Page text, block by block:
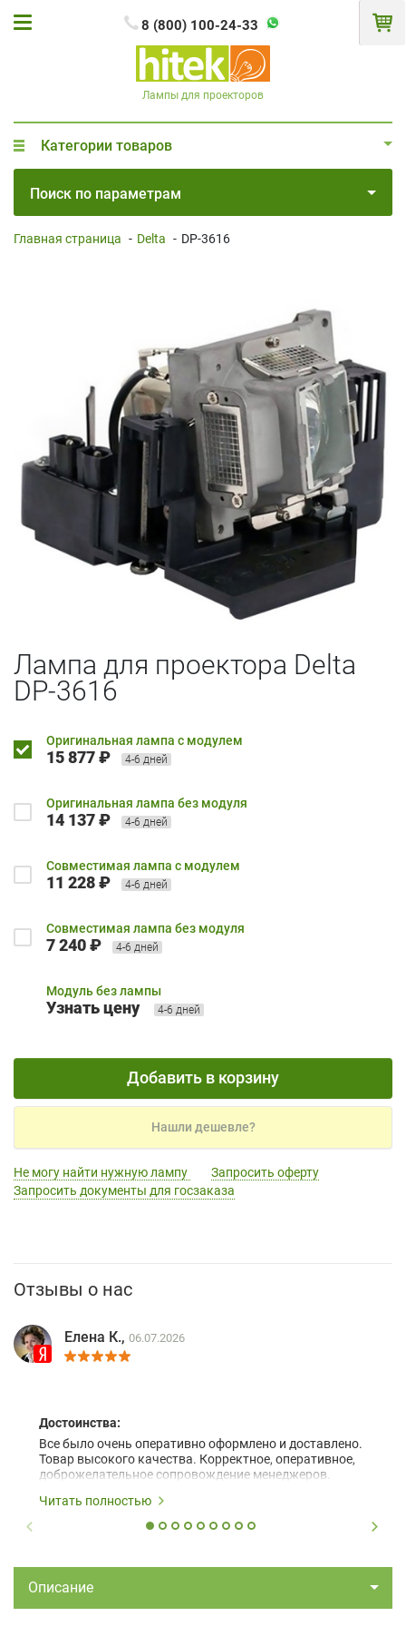
8 (800) 100-24-33
Лампы для проекторов
Категории товаров
Поиск по параметрам
Главная страница - Delta - DP-3616
Лампа для проектора Delta
DP-3616
Оригинальная лампа с модулем
15 877 ₽ 4-6 дней
Оригинальная лампа без модуля
14 137 ₽ 4-6 дней
Совместимая лампа с модулем
11 228 ₽ 4-6 дней
Совместимая лампа без модуля
7 240 ₽ 4-6 дней
Модуль без лампы
Узнать цену 4-6 дней
Добавить в корзину
Нашли дешевле?
Не могу найти нужную лампу
Запросить оферту
Запросить документы для госзаказа
Отзывы о нас
Елена К., 06.07.2026
Достоинства:
Все было очень оперативно оформлено и доставлено.
Товар высокого качества. Корректное, оперативное,
доброжелательное сопровождение менеджеров.
Читать полностью
Описание